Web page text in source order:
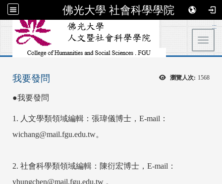
佛光大學 社會科學學院
:::
瀏覽人次: 1568
我要發問
●我要發問
1. 人文學類領域編輯：張瑋儀博士，E-mail：
wichang@mail.fgu.edu.tw。
2. 社會科學類領域編輯：陳衍宏博士，E-mail：
yhungchen@mail.fgu.edu.tw 。